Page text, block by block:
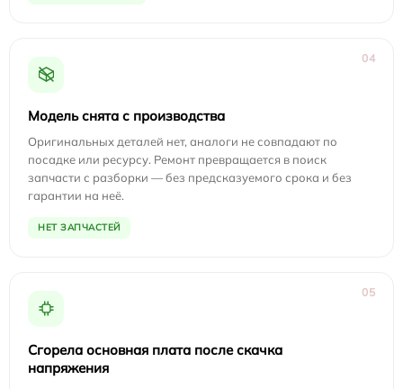
04
Модель снята с производства
Оригинальных деталей нет, аналоги не совпадают по
посадке или ресурсу. Ремонт превращается в поиск
запчасти с разборки — без предсказуемого срока и без
гарантии на неё.
НЕТ ЗАПЧАСТЕЙ
05
Сгорела основная плата после скачка
напряжения